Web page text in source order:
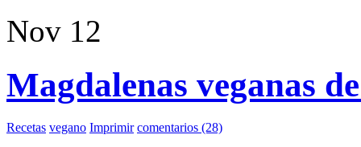
Nov 12
Magdalenas veganas
Recetas vegano Imprimir comentarios (28)